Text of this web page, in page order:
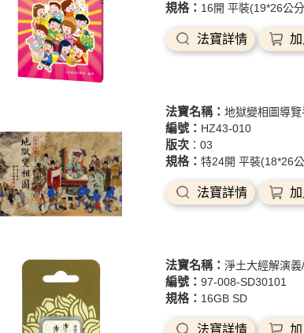
規格： 16開 平裝(19*26公
法寶詳情
法寶名稱： 地獄變相圖導
編號： HZ43-010
版次 ：03
規格： 特24開 平裝(18*26
法寶詳情
法寶名稱： 淨土大經解演
編號： 97-008-SD30101
規格： 16GB SD
法寶詳情